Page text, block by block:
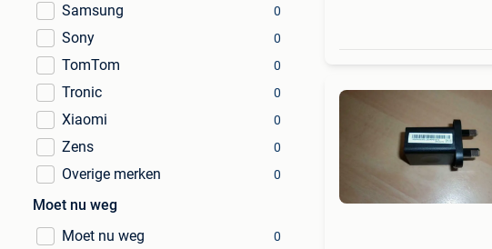
Samsung 0
Sony 0
TomTom 0
Tronic 0
Xiaomi 0
Zens 0
Overige merken 0
Moet nu weg
Moet nu weg
0